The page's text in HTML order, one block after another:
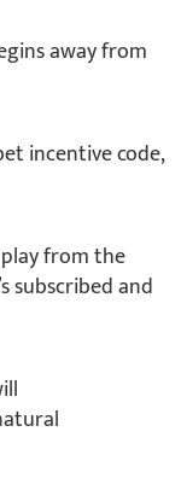
away from
incentive code,
from the
subscribed and